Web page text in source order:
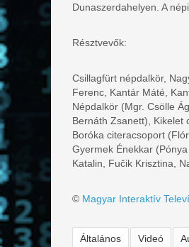
Dunaszerdahelyen. A
Résztvevők:
Csillagfürt népdalkör,
Ferenc, Kantár Máté,
Népdalkör (Mgr. Csölle
Bernáth Zsanett), Kikelet
Boróka citeracsoport
Gyermek Énekkar
Katalin, Fučik Krisztina,
© Magyar Interaktív
Általános Videó